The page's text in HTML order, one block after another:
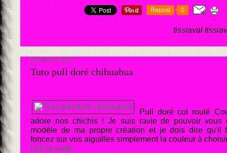
Repost 0
tissiaval
23 janvier 2017
Tuto pull doré chihuahua
Pull doré col roulé
adore nos chichis ! Je suis ravie de pouvoir vous
modèle de ma propre création et je dois dire qu'il
foncez sur vos aiguilles simplement la couleur à
Lire la suite